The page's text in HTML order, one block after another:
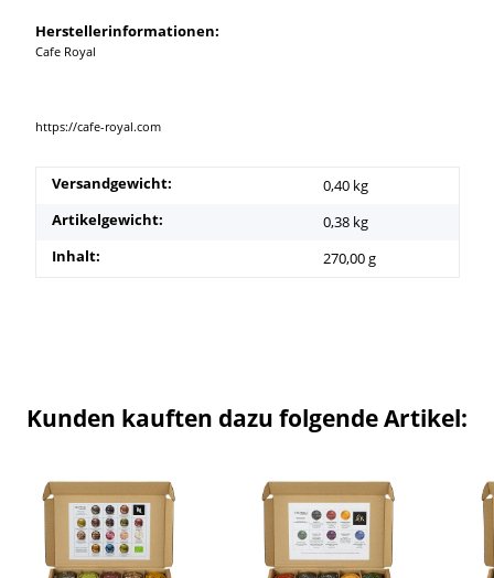
Herstellerinformationen:
Cafe Royal
https://cafe-royal.com
Versandgewicht:
0,40 kg
Artikelgewicht:
0,38 kg
Inhalt:
270,00 g
Kunden kauften dazu folgende Artikel: